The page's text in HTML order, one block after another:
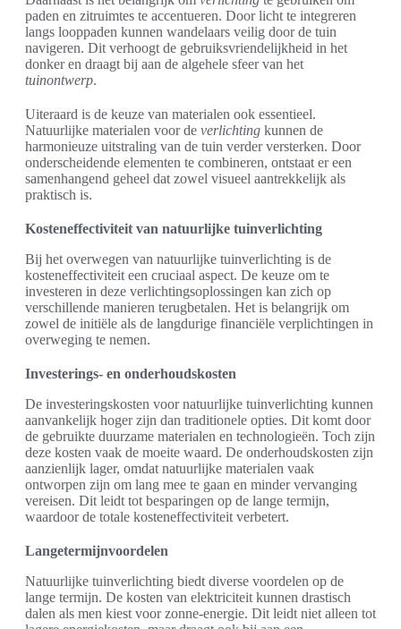
paden en zitruimtes te accentueren. Door licht te integreren
langs looppaden kunnen wandelaars veilig door de tuin
navigeren. Dit verhoogt de gebruiksvriendelijkheid in het
donker en draagt bij aan de algehele sfeer van het
tuinontwerp.
Uiteraard is de keuze van materialen ook essentieel.
Natuurlijke materialen voor de verlichting kunnen de
harmonieuze uitstraling van de tuin verder versterken. Door
onderscheidende elementen te combineren, ontstaat er een
samenhangend geheel dat zowel visueel aantrekkelijk als
praktisch is.
Kosteneffectiviteit van natuurlijke tuinverlichting
Bij het overwegen van natuurlijke tuinverlichting is de
kosteneffectiviteit een cruciaal aspect. De keuze om te
investeren in deze verlichtingsoplossingen kan zich op
verschillende manieren terugbetalen. Het is belangrijk om
zowel de initiële als de langdurige financiële verplichtingen in
overweging te nemen.
Investerings- en onderhoudskosten
De investeringskosten voor natuurlijke tuinverlichting kunnen
aanvankelijk hoger zijn dan traditionele opties. Dit komt door
de gebruikte duurzame materialen en technologieën. Toch zijn
deze kosten vaak de moeite waard. De onderhoudskosten zijn
aanzienlijk lager, omdat natuurlijke materialen vaak
ontworpen zijn om lang mee te gaan en minder vervanging
vereisen. Dit leidt tot besparingen op de lange termijn,
waardoor de totale kosteneffectiviteit verbetert.
Langetermijnvoordelen
Natuurlijke tuinverlichting biedt diverse voordelen op de
lange termijn. De kosten van elektriciteit kunnen drastisch
dalen als men kiest voor zonne-energie. Dit leidt niet alleen tot